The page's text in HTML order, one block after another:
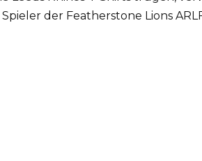
der Featherstone Lions